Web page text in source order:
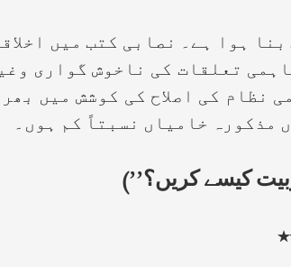
ہوا ہے۔ نصابی کتب میں
تعلقات کی ناخوش گواری
نظام کی اصلاح کی کوشش میں
مذکورہ خامیاں نسبتاً کم ہوں۔
کیسے کریں؟’’)